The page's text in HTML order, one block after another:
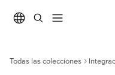
Todas las colecciones